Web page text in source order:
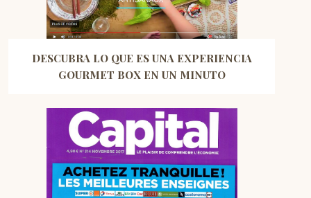
DESCUBRA LO QUE ES UNA EXPERIENCIA
GOURMET BOX EN UN MINUTO